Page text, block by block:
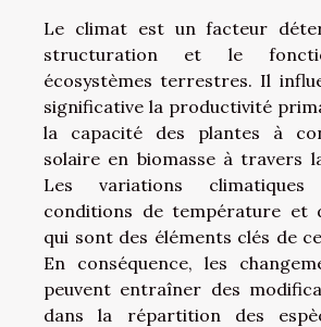
Le climat est un facteur
structuration et le
écosystèmes terrestres. Il
significative la productivité
la capacité des plantes à
solaire en biomasse à travers
Les variations
conditions de température et
qui sont des éléments clés de
En conséquence, les
peuvent entraîner des
dans la répartition des